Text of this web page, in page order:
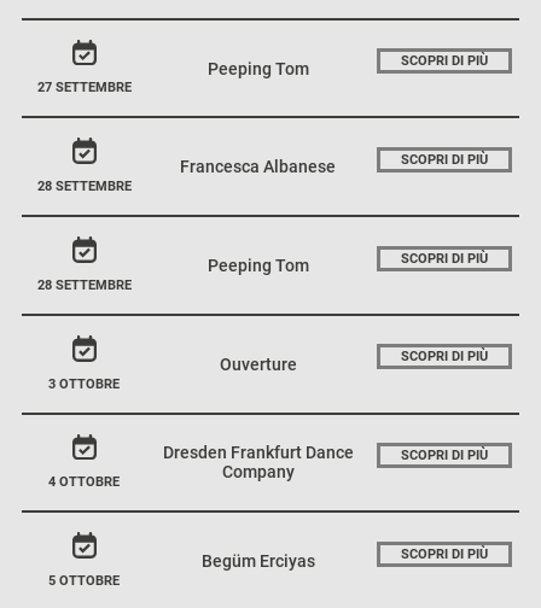
27 SETTEMBRE
Peeping Tom SCOPRI DI PIÙ
28 SETTEMBRE
Francesca Albanese SCOPRI DI PIÙ
28 SETTEMBRE
Peeping Tom SCOPRI DI PIÙ
3 OTTOBRE
Ouverture SCOPRI DI PIÙ
4 OTTOBRE
Dresden Frankfurt Dance
Company
SCOPRI DI PIÙ
5 OTTOBRE
Begüm Erciyas SCOPRI DI PIÙ